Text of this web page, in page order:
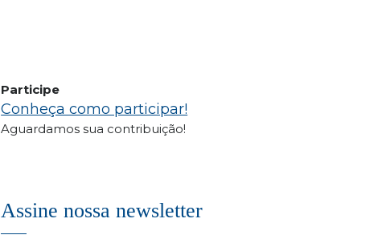
Participe
Conheça como participar!
Aguardamos sua contribuição!
Assine nossa newsletter